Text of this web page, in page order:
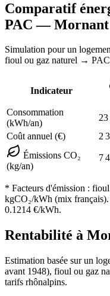
Comparatif
PAC —Mornant
Simulation pour un
fioul ou gaz naturel →
Indicateur
Consommation
(kWh/an)
23
Coût annuel (€)
2
Émissions CO₂
(kg/an)
7
* Facteurs d'émission :
kgCO₂/kWh (mix
0.1214 €/kWh.
Rentabilité à
Estimation basée sur un
avant 1948), fioul ou gaz
tarifs rhônalpins.